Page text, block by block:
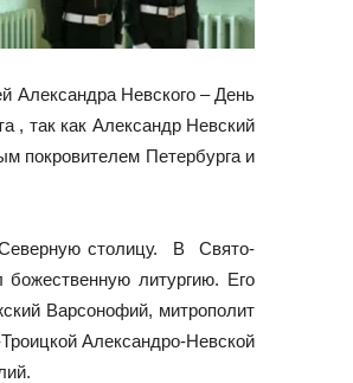
Александра Невского – День
так как Александр Невский
покровителем Петербурга и
Северную столицу. В Свято-
литургию. Его
Варсонофий, митрополит
Александро-Невской